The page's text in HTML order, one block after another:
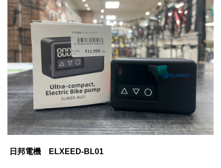
日邦電機 ELXEED-BL01